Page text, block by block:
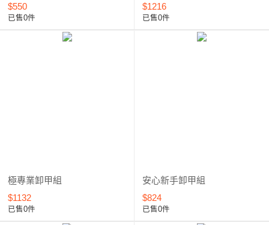
$550
已售0件
$1216
已售0件
極專業卸甲組
$1132
已售0件
安心新手卸甲組
$824
已售0件